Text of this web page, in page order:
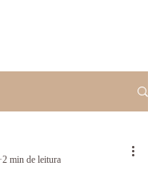
2 min de leitura